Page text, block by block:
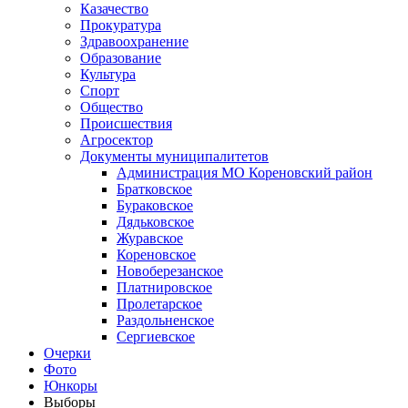
Казачество
Прокуратура
Здравоохранение
Образование
Культура
Спорт
Общество
Происшествия
Агросектор
Документы муниципалитетов
Администрация МО Кореновский район
Братковское
Бураковское
Дядьковское
Журавское
Кореновское
Новоберезанское
Платнировское
Пролетарское
Раздольненское
Сергиевское
Очерки
Фото
Юнкоры
Выборы